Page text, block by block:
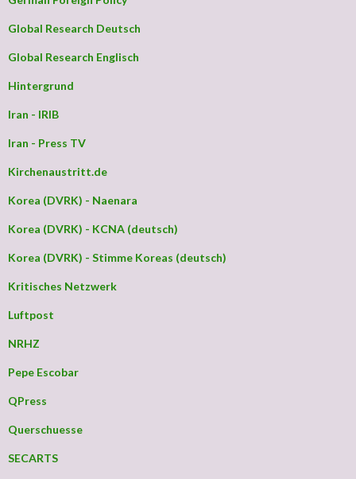
Global Research Deutsch
Global Research Englisch
Hintergrund
Iran - IRIB
Iran - Press TV
Kirchenaustritt.de
Korea (DVRK) - Naenara
Korea (DVRK) - KCNA (deutsch)
Korea (DVRK) - Stimme Koreas (deutsch)
Kritisches Netzwerk
Luftpost
NRHZ
Pepe Escobar
QPress
Querschuesse
SECARTS